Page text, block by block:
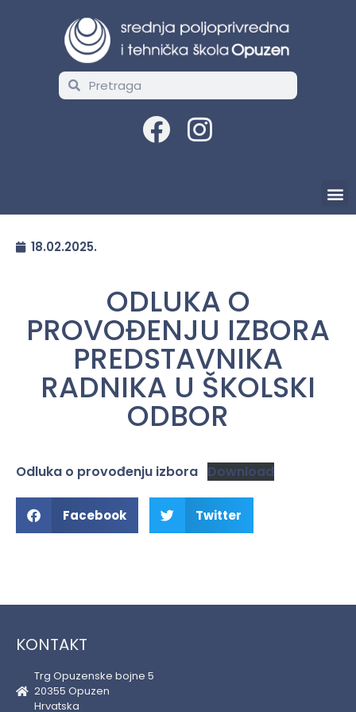
18.02.2025.
ODLUKA O
PROVOĐENJU IZBORA
PREDSTAVNIKA
RADNIKA U ŠKOLSKI
ODBOR
Odluka o provođenju izbora Download
Facebook Twitter
KONTAKT
Trg Opuzenske bojne 5
20355 Opuzen
Hrvatska